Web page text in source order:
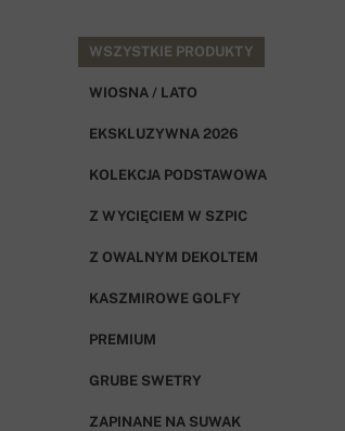
WSZYSTKIE PRODUKTY
WIOSNA / LATO
EKSKLUZYWNA 2026
KOLEKCJA PODSTAWOWA
Z WYCIĘCIEM W SZPIC
Z OWALNYM DEKOLTEM
KASZMIROWE GOLFY
PREMIUM
GRUBE SWETRY
ZAPINANE NA SUWAK